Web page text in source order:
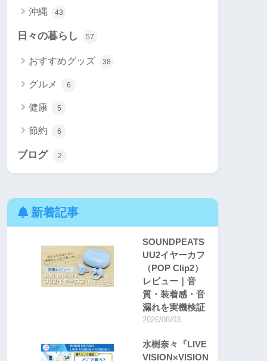
沖縄 43
日々の暮らし 57
おすすめグッズ 38
グルメ 6
健康 5
節約 6
ブログ 2
新着記事
SOUNDPEATS
UU2イヤーカフ
（POP Clip2）
レビュー｜音
質・装着感・音
漏れを実機検証
2026/08/03
水樹奈々『LIVE
VISION×VISION